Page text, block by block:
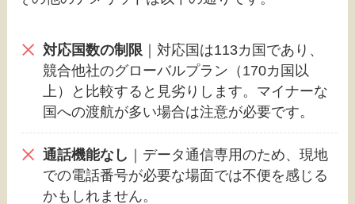
対応国数の制限 ｜対応国は113カ国であり、
競合他社のグローバルプラン（170カ国以
上）と比較すると見劣りします。マイナーな
国への渡航が多い場合は注意が必要です。
通話機能なし ｜データ通信専用のため、現地
での電話番号が必要な場面では不便を感じる
かもしれません。